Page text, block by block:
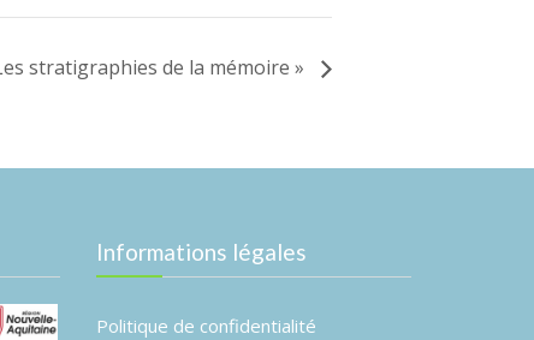
stratigraphies de la mémoire »
Informations légales
Politique de confidentialité